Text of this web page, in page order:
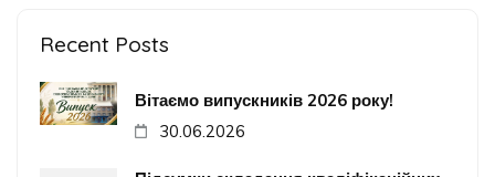
Recent Posts
Вітаємо випускників 2026 року!
30.06.2026